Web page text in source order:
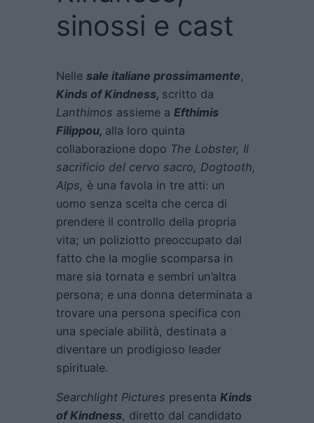
sinossi e cast
Nelle sale italiane prossimamente,
Kinds of Kindness, scritto da
Lanthimos assieme a Efthimis
Filippou, alla loro quinta
collaborazione dopo The Lobster, Il
sacrificio del cervo sacro, Dogtooth,
Alps, è una favola in tre atti: un
uomo senza scelta che cerca di
prendere il controllo della propria
vita; un poliziotto preoccupato dal
fatto che la moglie scomparsa in
mare sia tornata e sembri un’altra
persona; e una donna determinata a
trovare una persona specifica con
una speciale abilità, destinata a
diventare un prodigioso leader
spirituale.
Searchlight Pictures presenta Kinds
of Kindness, diretto dal candidato